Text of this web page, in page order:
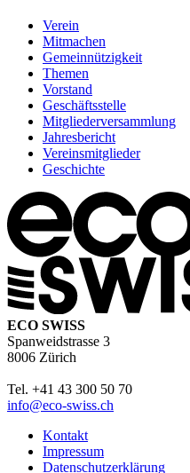
Verein
Mitmachen
Gemeinnützigkeit
Themen
Vorstand
Geschäftsstelle
Mitgliederversammlung
Jahresbericht
Vereinsmitglieder
Geschichte
ECO SWISS
Spanweidstrasse 3
8006 Zürich
Tel. +41 43 300 50 70
info@eco-swiss.ch
Kontakt
Impressum
Datenschutzerklärung